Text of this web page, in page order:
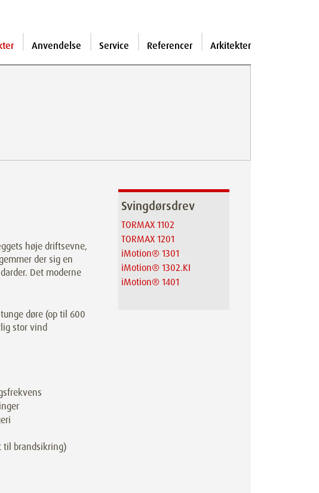
Anvendelse Service Referencer Arkitekter
høje driftsevne,
der sig en
Det moderne
døre (op til 600
stor vind
til brandsikring)
Svingdørsdrev
TORMAX 1102
TORMAX 1201
iMotion® 1301
iMotion® 1302.KI
iMotion® 1401